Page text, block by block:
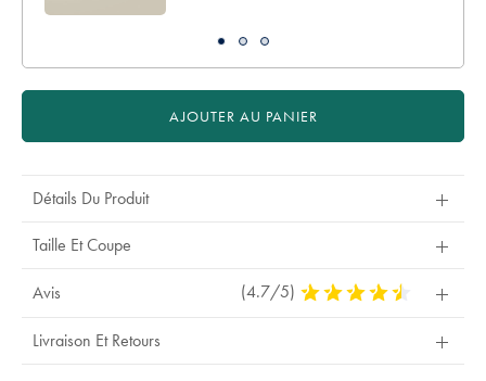
AJOUTER AU PANIER
Détails Du Produit
Taille Et Coupe
Avis (4.7/5) 4,7
Livraison Et Retours